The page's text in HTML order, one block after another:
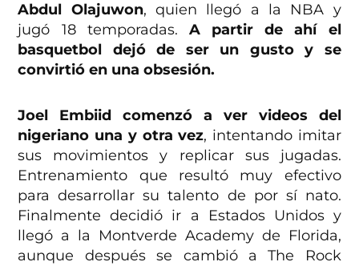
Abdul Olajuwon, quien llegó a la NBA y
jugó 18 temporadas. A partir de ahí el
basquetbol dejó de ser un gusto y se
convirtió en una obsesión.
Joel Embiid comenzó a ver videos del
nigeriano una y otra vez, intentando imitar
sus movimientos y replicar sus jugadas.
Entrenamiento que resultó muy efectivo
para desarrollar su talento de por sí nato.
Finalmente decidió ir a Estados Unidos y
llegó a la Montverde Academy de Florida,
aunque después se cambió a The Rock